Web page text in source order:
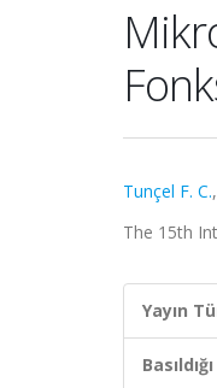
Tunçel F. C.,
The 15th
Yayın